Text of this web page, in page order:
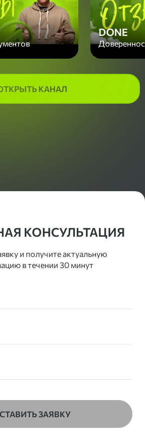
DONE
КАНАЛ
КОНСУЛЬТАЦИЯ
и получите актуальную
в течении 30 минут
ЗАЯВКУ